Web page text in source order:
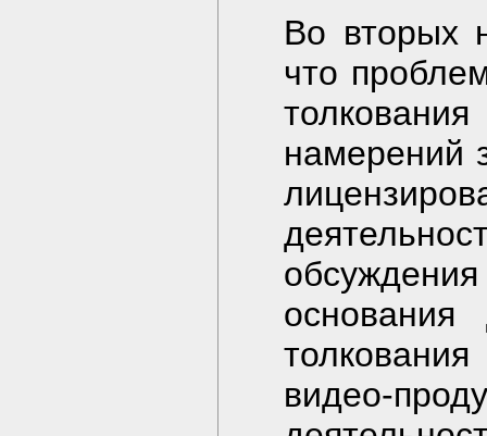
Во вторых
что
намерений
основания
видео-